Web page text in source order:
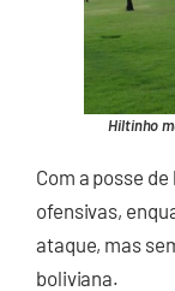
Hiltinho
Com a posse
ofensivas,
ataque, mas
boliviana.